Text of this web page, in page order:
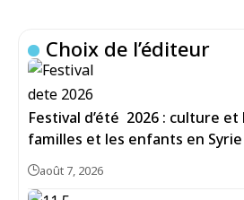
Choix de l’éditeur
Festival d’été 2026 : culture
familles et les enfants en Syrie
août 7, 2026